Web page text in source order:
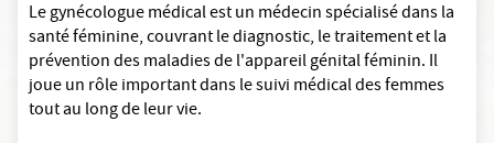
Le gynécologue médical est un médecin spécialisé dans la
santé féminine, couvrant le diagnostic, le traitement et la
prévention des maladies de l'appareil génital féminin. Il
joue un rôle important dans le suivi médical des femmes
tout au long de leur vie.